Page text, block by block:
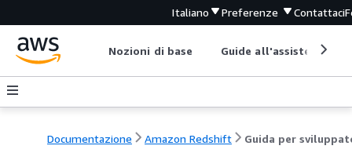
Italiano Preferenze Contattaci
Nozioni di base Guide all'assistenza
Documentazione Amazon Redshift